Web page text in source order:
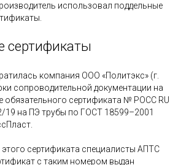
использовал поддельные
сертификаты
компания ООО «Политэкс» (г.
сопроводительной документации на
обязательного сертификата № РОСС RU
19 на ПЭ трубы по ГОСТ 18599–2001
сертификата специалисты АПТС
с таким номером выдан